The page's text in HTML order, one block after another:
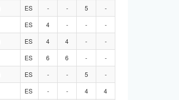
ES - - 5
-
ES 4 - -
-
ES 4 4 -
-
ES 6 6 -
-
ES - - 5
-
ES - - 4 4